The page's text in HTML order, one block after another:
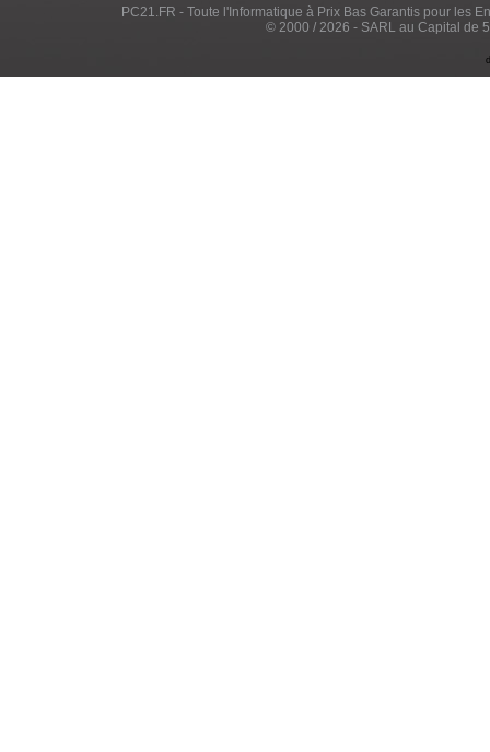
PC21.FR - Toute l'Informatique à Prix Bas Garantis pour les
© 2000 / 2026 - SARL au Capital de